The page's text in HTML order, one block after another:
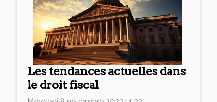
Les tendances actuelles dans
le droit fiscal